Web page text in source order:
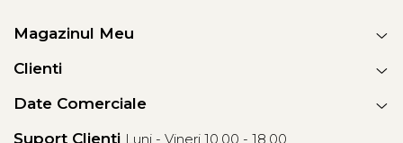
Magazinul Meu
Clienti
Date Comerciale
Suport Clienti Luni - Vineri 10.00 - 18.00